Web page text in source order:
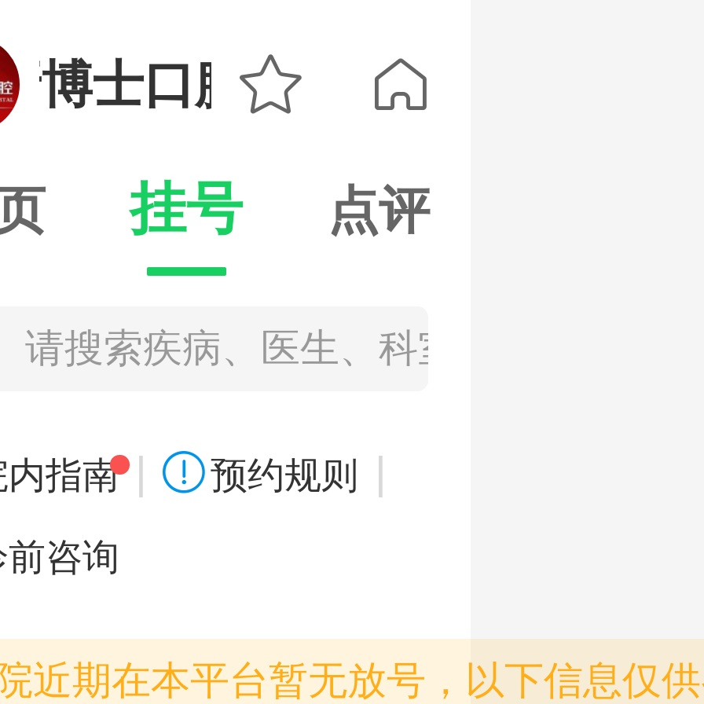
博士口腔连锁-涪陵总院
 
挂号 点评
请搜索疾病、医生、科室
内指南 | 预约规则 |
咨询
近期在本平台暂无放号，以下信息仅